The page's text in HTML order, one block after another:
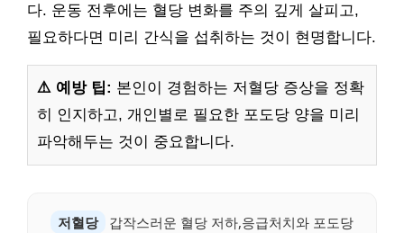
다. 운동 전후에는 혈당 변화를 주의 깊게 살피고,
필요하다면 미리 간식을 섭취하는 것이 현명합니다.
⚠️ 예방 팁: 본인이 경험하는 저혈당 증상을 정확
히 인지하고, 개인별로 필요한 포도당 양을 미리
파악해두는 것이 중요합니다.
저혈당
갑작스러운 혈당 저하,응급처치와 포도당